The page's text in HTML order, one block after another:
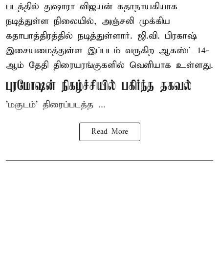
படத்தில் துஷாரா விஜயன் கதாநாயகியாக
நடித்துள்ள நிலையில், அஞ்சலி முக்கிய
கதாபாத்திரத்தில் நடித்துள்ளார். ஜி.வி. பிரகாஷ்
இசையமைத்துள்ள இப்படம் வருகிற ஆகஸ்ட் 14-
ஆம் தேதி திரையரங்குகளில் வெளியாக உள்ளது.
புரமோஷன் நிகழ்ச்சியில் பகிர்ந்த தகவல்
'மகுடம்' திரைப்படத்த ...
Read More